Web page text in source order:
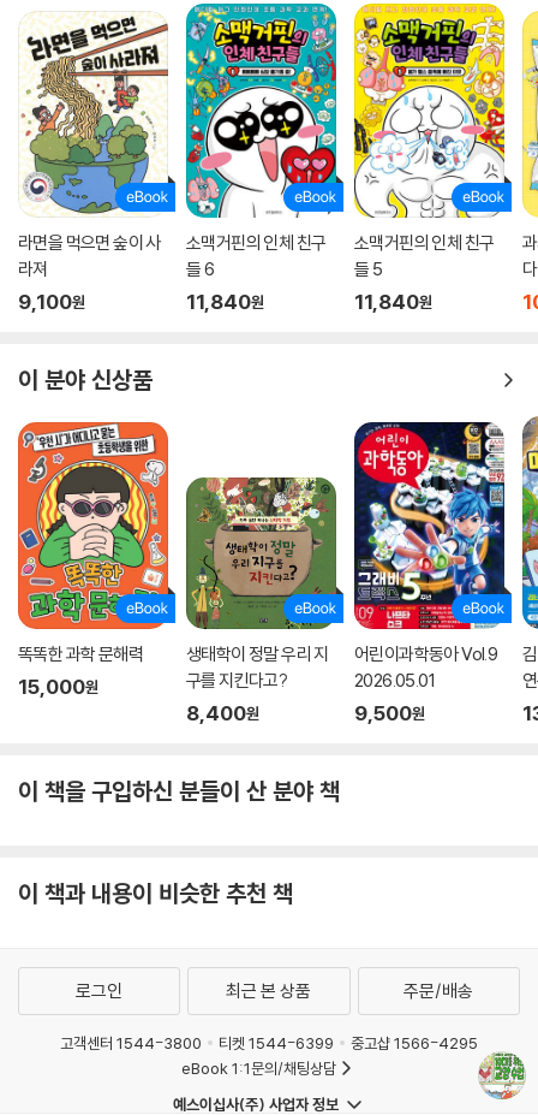
점에서 서울대 교수님들은 10대에게 최고의 멘토가 될 수 있다. 『서울대 교
수와 함께하는 10대를 위한 교양 수업』은 이 시대 최고 멘토의 경험담을 나
열하는 데서 그치지 않고, 교수님과 소통하는 형식을 더해 독자의 공감을
끌어낸다. 10대 아이들이 등장해 교수님의 이야기를 들으며 질문을 던지
고, 교수님이 이에 답하는 대화를 보며 독자는 생생하게 멘토의 안내를 받
을 수 있다. 나아가 ‘묻고 답하고’ 코너에서는 수의학, 수의사와 연관되어
아이들이 떠올릴 수 있는 기본적인 궁금증에 대한 답변을 담았다. 이와 함
께 동물의 질병이 인간과 어떻게 연계되어 있는지, 앞으로 수의학은 어떻
게 발전할 것인지 미래를 상상해 볼 수 있는 이야깃거리까지 모아 풍부한
구성을 더했다.
꿈을 꾸고, 꿈을 키우고, 꿈을 이루는 것은 저절로 되지 않는다. 세상에 어
떤 것이 있고, 그중에 내가 무엇을 좋아하는지, 무엇을 하고 싶은지 알아가
는 시간이 필요하다. 『서울대 교수와 함께하는 10대를 위한 교양 수업』 시
리즈는 법의학자의 법의학 이야기, 고고학자의 한국 고대사 이야기, 데이
터 사이언티스트의 빅데이터 이야기, 해양학자의 해양 과학 이야기, 법학
자의 헌법 이야기, 서양사학자의 로마사 이야기, 과학기술학자의 과학기
술학 이야기, 고생물학자의 공룡 이야기 등 이 시대 최고의 멘토인 서울대
교수들의 가르침을 담아왔다. 앞으로도 펼쳐질 지식 여행을 통해 10대가
더 넓은 배움의 세계를 경험하고, 구체적인 꿈을 향해 한발 더 가까이 다가
가길 기대한다.
라면을 먹으면 숲이 사
라져
9,100원
소맥거핀의 인체 친구
들 6
11,840원
소맥거핀의 인체 친구
들 5
11,840원
다
이 분야 신상품
똑똑한 과학 문해력
15,000원
생태학이 정말 우리 지
구를 지킨다고?
8,400원
어린이과학동아 Vol.9
2026.05.01
9,500원
이 책을 구입하신 분들이 산 분야 책
이 책과 내용이 비슷한 추천 책
로그인 최근 본 상품 주문/배송
고객센터 1544-3800 티켓 1544-6399
중고샵 1566-4295
eBook 1:1문의/채팅상담
예스이십사(주) 사업자 정보